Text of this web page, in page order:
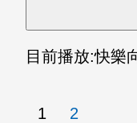
目前播放:快樂
1 2